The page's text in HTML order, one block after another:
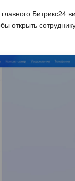
Битрикс24
открыть